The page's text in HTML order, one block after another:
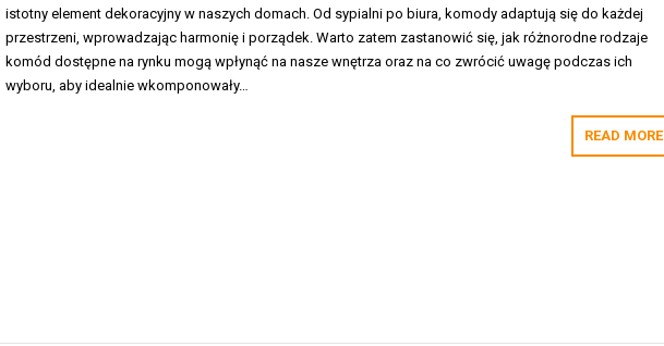
istotny element dekoracyjny w naszych domach. Od sypialni po biura, komody adaptują się do każdej
przestrzeni, wprowadzając harmonię i porządek. Warto zatem zastanowić się, jak różnorodne rodzaje
komód dostępne na rynku mogą wpłynąć na nasze wnętrza oraz na co zwrócić uwagę podczas ich
wyboru, aby idealnie wkomponowały…
READ MORE